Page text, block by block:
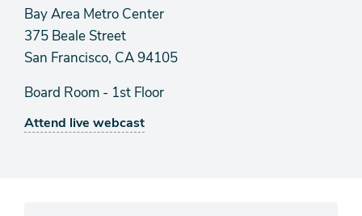
Bay Area Metro Center
375 Beale Street
San Francisco, CA 94105
Board Room - 1st Floor
Attend live webcast